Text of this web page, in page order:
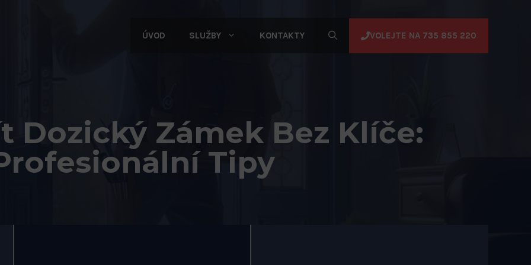
ÚVOD SLUŽBY KONTAKTY VOLEJTE NA 735 855 220
Dozický Zámek Bez Klíče:
Tipy